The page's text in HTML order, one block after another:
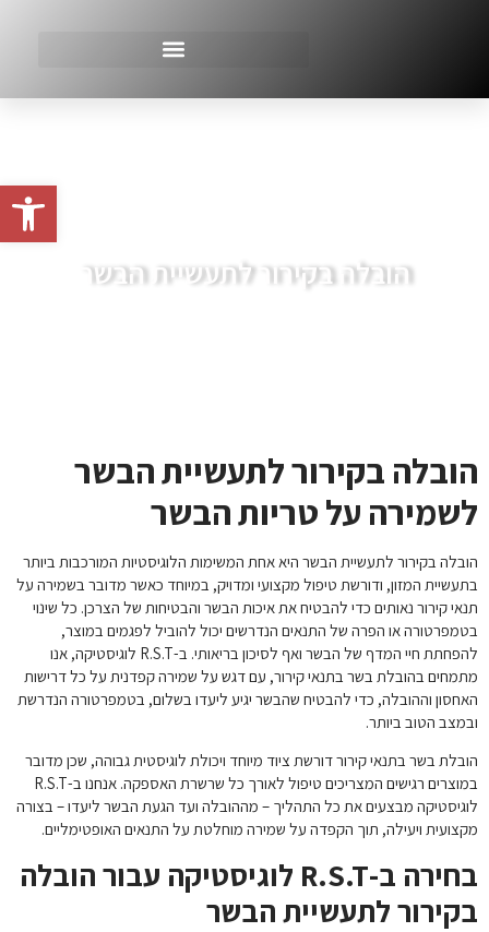
הובלה בקירור לתעשיית הבשר
הובלה בקירור לתעשיית הבשר
לשמירה על טריות הבשר
הובלה בקירור לתעשיית הבשר היא אחת המשימות הלוגיסטיות המורכבות ביותר
בתעשיית המזון, ודורשת טיפול מקצועי ומדויק, במיוחד כאשר מדובר בשמירה על
תנאי קירור נאותים כדי להבטיח את איכות הבשר והבטיחות של הצרכן. כל שינוי
בטמפרטורה או הפרה של התנאים הנדרשים יכול להוביל לפגמים במוצר,
להפחתת חיי המדף של הבשר ואף לסיכון בריאותי. ב-R.S.T לוגיסטיקה, אנו
מתמחים בהובלת בשר בתנאי קירור, עם דגש על שמירה קפדנית על כל דרישות
האחסון וההובלה, כדי להבטיח שהבשר יגיע ליעדו בשלום, בטמפרטורה הנדרשת
ובמצב הטוב ביותר.
הובלת בשר בתנאי קירור דורשת ציוד מיוחד ויכולת לוגיסטית גבוהה, שכן מדובר
במוצרים רגישים המצריכים טיפול לאורך כל שרשרת האספקה. אנחנו ב-R.S.T
לוגיסטיקה מבצעים את כל התהליך – מההובלה ועד הגעת הבשר ליעדו – בצורה
מקצועית ויעילה, תוך הקפדה על שמירה מוחלטת על התנאים האופטימליים.
בחירה ב-R.S.T לוגיסטיקה עבור הובלה
בקירור לתעשיית הבשר
פתח